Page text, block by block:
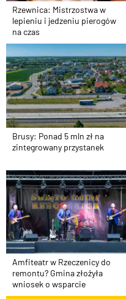
Rzewnica: Mistrzostwa w
lepieniu i jedzeniu pierogów
na czas
Brusy: Ponad 5 mln zł na
zintegrowany przystanek
Amfiteatr w Rzeczenicy do
remontu? Gmina złożyła
wniosek o wsparcie